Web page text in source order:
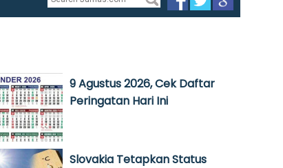
9 Agustus 2026, Cek Daftar
Peringatan Hari Ini
Slovakia Tetapkan Status